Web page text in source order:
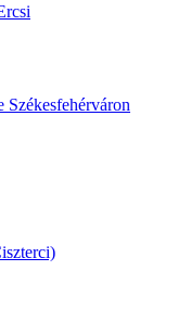
Székesfehérváron